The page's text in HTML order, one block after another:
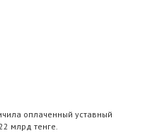
оплаченный уставный
млрд тенге.